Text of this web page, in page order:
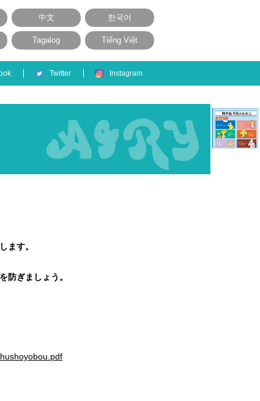
中文 한국어
Tagalog Tiếng Việt
Twitter Instagram
ます。
防ぎましょう。